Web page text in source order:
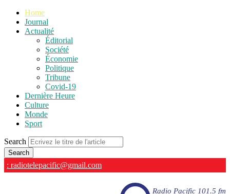
Home
Journal
Actualité
Éditorial
Société
Économie
Politique
Tribune
Covid-19
Dernière Heure
Culture
Monde
Sport
Search
: radiotelepacific@gmail.com
Radio Pacific 101.5 fm